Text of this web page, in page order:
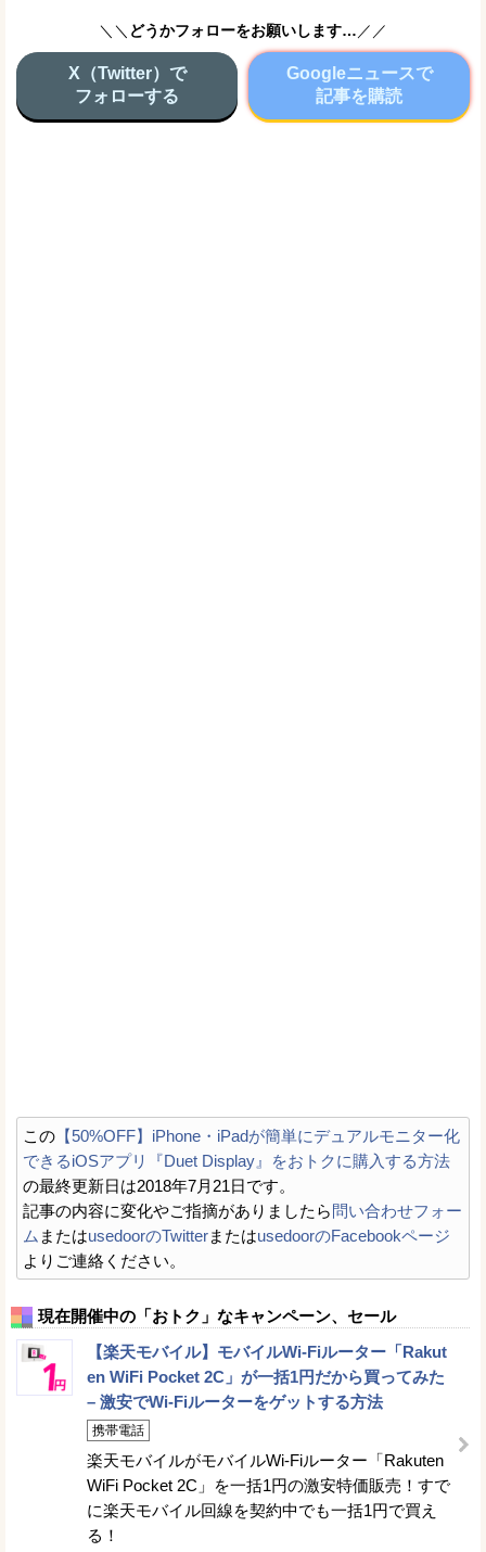
＼＼ どうかフォローをお願いします… ／／
X（Twitter）で
フォローする
Googleニュースで
記事を購読
この 【50%OFF】iPhone・iPadが簡単にデュアルモニター化
できるiOSアプリ『Duet Display』をおトクに購入する方法
の最終更新日は2018年7月21日です。
記事の内容に変化やご指摘がありましたら問い合わせフォー
ム またはusedoorのTwitterまたはusedoorのFacebookページ
よりご連絡ください。
現在開催中の「おトク」なキャンペーン、セール
【楽天モバイル】モバイルWi-Fiルーター「Rakut
en WiFi Pocket 2C」が一括1円だから買ってみた
– 激安でWi-Fiルーターをゲットする方法
携帯電話
楽天モバイルがモバイルWi-Fiルーター「Rakuten
WiFi Pocket 2C」を一括1円の激安特価販売！すで
に楽天モバイル回線を契約中でも一括1円で買え
る！